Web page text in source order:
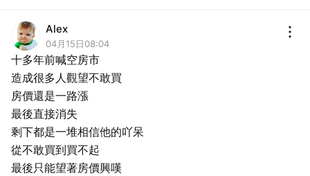
Alex
04月15日08:04
十多年前喊空房市
造成很多人觀望不敢買
房價還是一路漲
最後直接消失
剩下都是一堆相信他的吖呆
從不敢買到買不起
最後只能望著房價興嘆
取消